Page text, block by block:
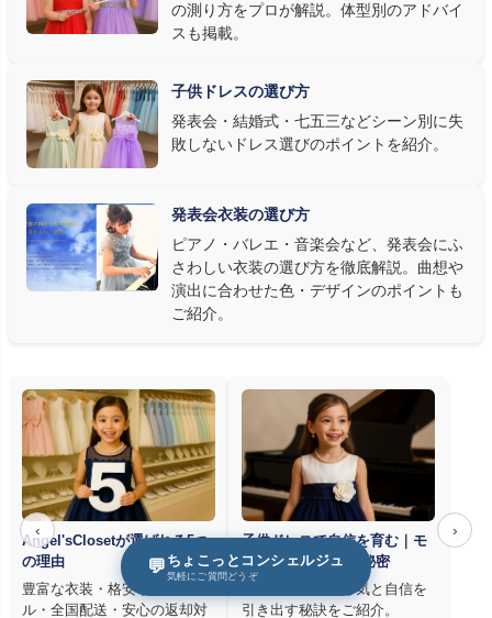
なら衣装同士が調和するクラシカルな色合い、と演目に合わせた
③ 演奏の動きを妨げない設計か確認する
発表会ドレス選びで見落とされがちなのが"動きやすさ"です。ピ
アノならペダル操作を妨げない丈感、バイオリンなら弓を動かす
右腕のゆとり、管楽器なら胸元の締め付けがないこと——演奏の
質は衣装で変わります。Angel's Closetのレンタル衣装は、元ピ
アノ教師の店長が発表会・コンクールでのご使用を前提に厳選し
た商品
を多数ご用意しています。
の測り方をプロが解説。体型別のアドバイ
スも掲載。
子供ドレスの選び方
発表会・結婚式・七五三などシーン別に失
敗しないドレス選びのポイントを紹介。
発表会衣装の選び方
ピアノ・バレエ・音楽会など、発表会にふ
さわしい衣装の選び方を徹底解説。曲想や
演出に合わせた色・デザインのポイントも
ご紹介。
‹ ›
Angel'sClosetが選ばれる5つ
の理由
豊富な衣装・格安小物レンタ
ル・全国配送・安心の返却対
子供ドレスで自信を育む｜モ
チベーションUPの秘密
子供ドレスでやる気と自信を
引き出す秘訣をご紹介。
💬 ちょこっとコンシェルジュ
気軽にご質問どうぞ